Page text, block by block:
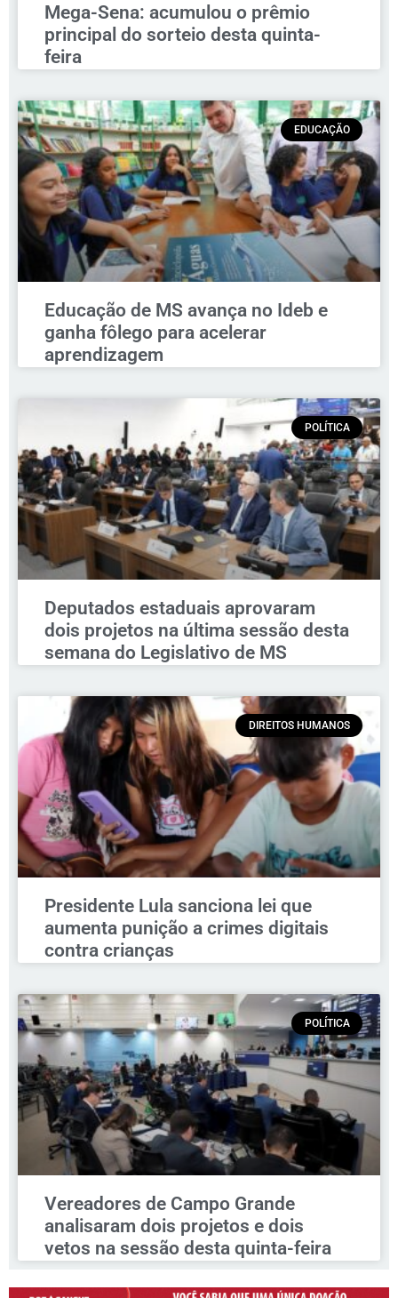
Mega-Sena: acumulou o prêmio
principal do sorteio desta quinta-
feira
EDUCAÇÃO
Educação de MS avança no Ideb e
ganha fôlego para acelerar
aprendizagem
POLÍTICA
Deputados estaduais aprovaram
dois projetos na última sessão desta
semana do Legislativo de MS
DIREITOS HUMANOS
Presidente Lula sanciona lei que
aumenta punição a crimes digitais
contra crianças
POLÍTICA
Vereadores de Campo Grande
analisaram dois projetos e dois
vetos na sessão desta quinta-feira